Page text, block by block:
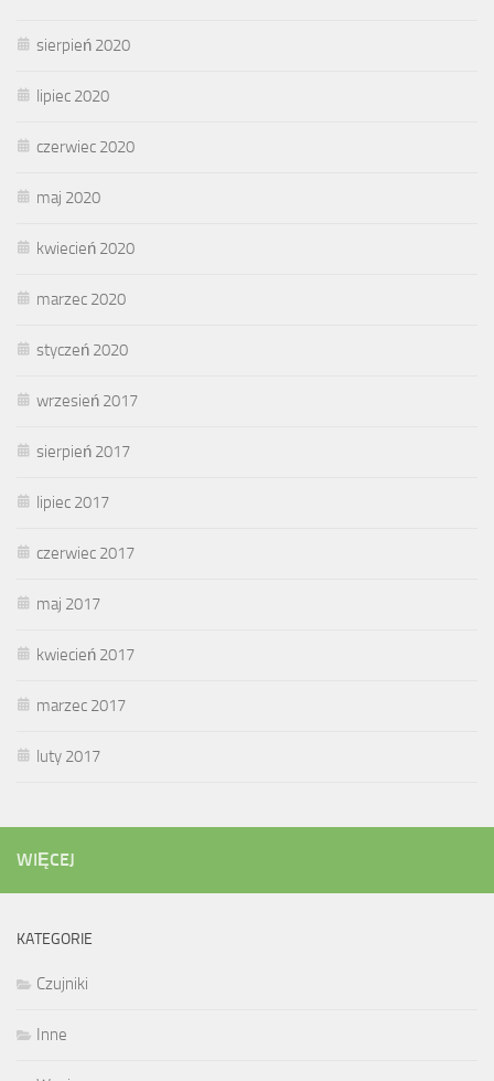
sierpień 2020
lipiec 2020
czerwiec 2020
maj 2020
kwiecień 2020
marzec 2020
styczeń 2020
wrzesień 2017
sierpień 2017
lipiec 2017
czerwiec 2017
maj 2017
kwiecień 2017
marzec 2017
luty 2017
WIĘCEJ
KATEGORIE
Czujniki
Inne